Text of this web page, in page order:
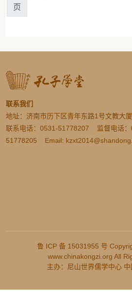
页
联系我们
地址：济南市历下区青年东路1号文教
联系电话：0531-51778207 监督电话：
51778205 Email:
鲁 ICP 备 15031955 号
www.chinakongzi.org All
主办：尼山世界儒学中心